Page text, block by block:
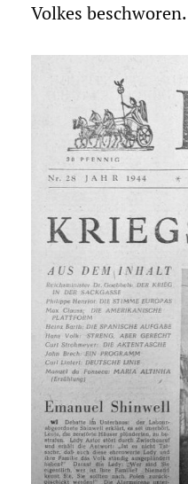
Volkes beschworen.